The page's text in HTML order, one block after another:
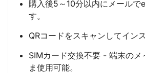
購入後5～10分以内にメールで
す。
QRコードをスキャンしてイン
SIMカード交換不要 - 端末のメ
ま使用可能。